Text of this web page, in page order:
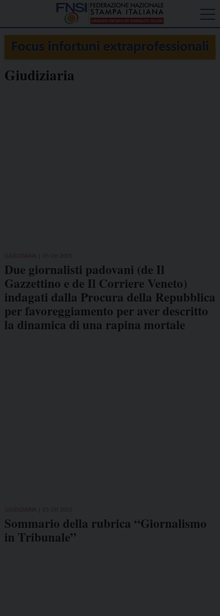
Giudiziaria
GIUDIZIARIA
Due giornalisti padovani (de Il
Gazzettino e de Il Corriere Veneto)
indagati dalla Procura della Repubblica
per favoreggiamento per aver descritto
la dinamica di una rapina mortale
GIUDIZIARIA
Sommario della rubrica “Giornalismo
in Tribunale”